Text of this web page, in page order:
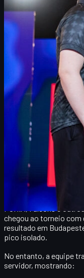
A PARIVISION saiu de
BLAST Bounty Season
impressionantes do
havia se consolidado
StarLadder
acaso: venceu alguns
apenas um mapa em
no top 4 dos rankings
O torneio não trouxe
apresentou como real
de jogo maduro e
Dzhami “Jame” Ali, e
disso, a narrativa de
Virtus.pro adiciona
Campeonato,
BLAST Bounty
respeitados do
FURIA
Falconse
chegou ao torneio
resultado em
pico isolado.
No entanto, a equipe
servidor, mostrando: